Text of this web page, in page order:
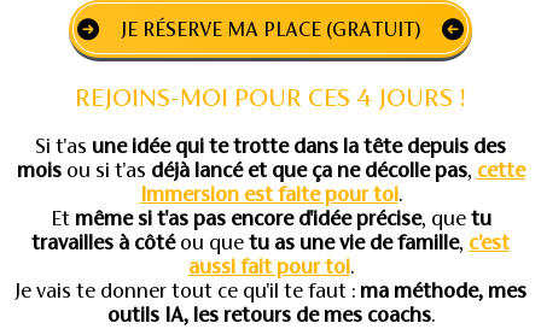
JE RÉSERVE MA PLACE (GRATUIT)
REJOINS-MOI POUR CES 4 JOURS !
Si t'as une idée qui te trotte dans la tête depuis des
moisou si t'as déjà lancé et que ça ne décolle pas, cette
Immersion est faite pour toi.
Et même si t'as pas encore d'idée précise, quetu
travailles à côtéou que tu as une vie de famille, c’est
aussi fait pour toi.
Je vais te donner tout ce qu'il te faut : ma méthode, mes
outils IA, les retours de mes coachs.